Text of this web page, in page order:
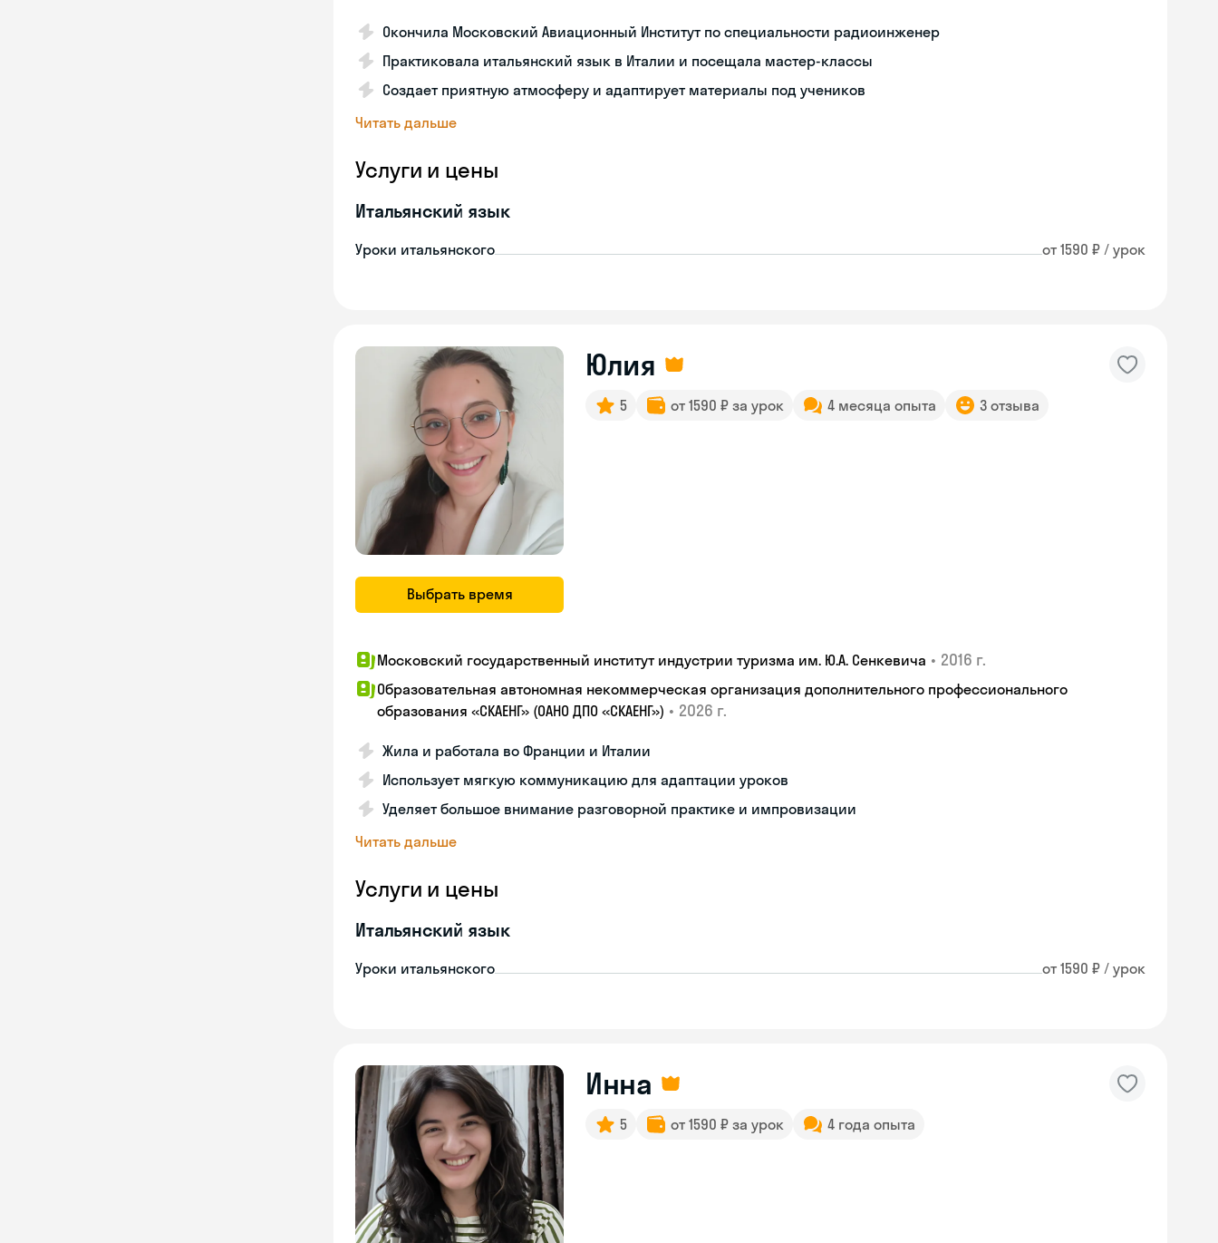
Окончила Московский Авиационный Институт по специальности радиоинженер
Практиковала итальянский язык в Италии и посещала мастер-классы
Создает приятную атмосферу и адаптирует материалы под учеников
Читать дальше
Услуги и цены
Итальянский язык
Уроки итальянского от 1590 ₽ / урок
Выбрать время
Юлия
5 от 1590 ₽ за урок 4 месяца опыта 3 отзыва
Московский государственный институт индустрии туризма им. Ю.А. Сенкевича • 2016 г.
Образовательная автономная некоммерческая организация дополнительного профессионального
образования «СКАЕНГ» (ОАНО ДПО «СКАЕНГ») • 2026 г.
Жила и работала во Франции и Италии
Использует мягкую коммуникацию для адаптации уроков
Уделяет большое внимание разговорной практике и импровизации
Читать дальше
Услуги и цены
Итальянский язык
Уроки итальянского от 1590 ₽ / урок
Инна
5 от 1590 ₽ за урок 4 года опыта